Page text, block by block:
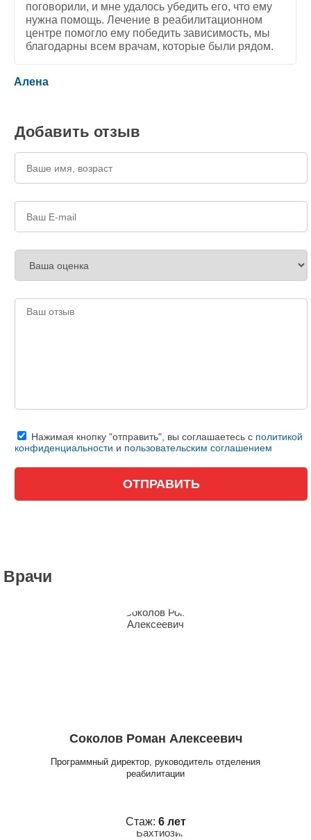
поговорили, и мне удалось убедить его, что ему
нужна помощь. Лечение в реабилитационном
центре помогло ему победить зависимость, мы
благодарны всем врачам, которые были рядом.
Алена
Добавить отзыв
Нажимая кнопку "отправить", вы соглашаетесь с политикой
конфиденциальности и пользовательским соглашением
Врачи
Соколов Роман Алексеевич
Программный директор, руководитель отделения
реабилитации
Стаж: 6 лет